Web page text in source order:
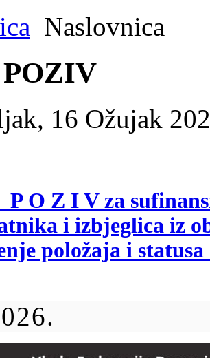
Naslovnica
16 Ožujak
O Z I V za
i izbjeglica iz
položaja i